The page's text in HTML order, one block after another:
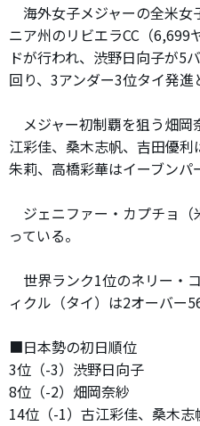
海外女子メジャーの全米女
ニア州のリビエラCC（6,699
ドが行われ、渋野日向子が5
回り、3アンダー3位タイ発進
メジャー初制覇を狙う畑岡
江彩佳、桑木志帆、吉田優
朱莉、高橋彩華はイーブンパ
ジェニファー・カプチョ（
っている。
世界ランク1位のネリー・
ィクル（タイ）は2オーバー
■日本勢の初日順位
3位（-3）渋野日向子
8位（-2）畑岡奈紗
14位（-1）古江彩佳、桑木志